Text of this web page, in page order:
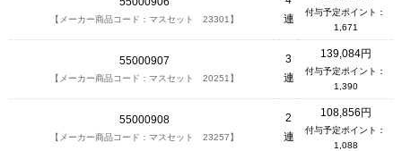
【メーカー商品コード：マスセット 23301】
連
付与予定ポイント：
1,671
55000907
【メーカー商品コード：マスセット 20251】
3
連
139,084円
付与予定ポイント：
1,390
55000908
【メーカー商品コード：マスセット 23257】
2
連
108,856円
付与予定ポイント：
1,088